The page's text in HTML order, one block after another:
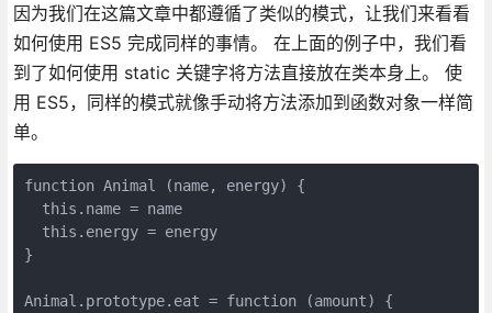
因为我们在这篇文章中都遵循了类似的模式，让我们来看看
如何使用 ES5 完成同样的事情。 在上面的例子中，我们看
到了如何使用 static 关键字将方法直接放在类本身上。 使
用 ES5，同样的模式就像手动将方法添加到函数对象一样简
单。
function Animal (name, energy) {
  this.name = name
  this.energy = energy
}
Animal.prototype.eat = function (amount) {